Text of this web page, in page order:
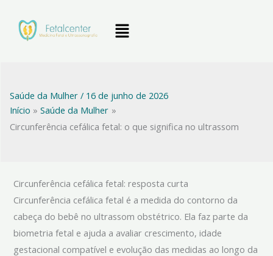
Menu
Saúde da Mulher/ 16 de junho de 2026
Início
Saúde da Mulher
Circunferência cefálica fetal: o que significa no ultrassom
Circunferência cefálica fetal: resposta curta
Circunferência cefálica fetal é a medida do contorno da
cabeça do bebê no ultrassom obstétrico. Ela faz parte da
biometria fetal e ajuda a avaliar crescimento, idade
gestacional compatível e evolução das medidas ao longo da